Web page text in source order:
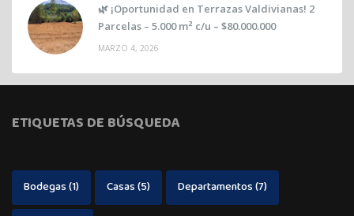
🌿 ¡Oportunidad en Terrazas Valdivianas! 2
Parcelas – 5.000 m² c/u – $80.000.000
MARZO 4, 2026
ETIQUETAS DE BÚSQUEDA
Bodegas(1) Casas(5) Departamentos(7)